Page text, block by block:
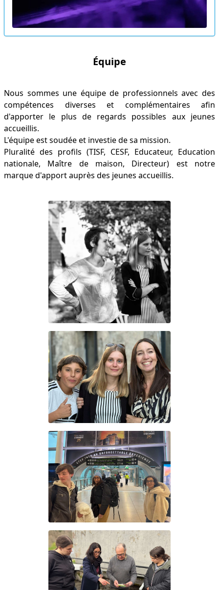
Équipe
Nous sommes une équipe de professionnels avec des
compétences diverses et complémentaires afin
d'apporter le plus de regards possibles aux jeunes
accueillis.
L'équipe est soudée et investie de sa mission.
Pluralité des profils (TISF, CESF, Educateur, Education
nationale, Maître de maison, Directeur) est notre
marque d'apport auprès des jeunes accueillis.